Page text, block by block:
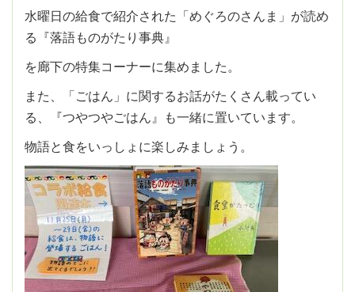
水曜日の給食で紹介された「めぐろのさんま」が読め
る『落語ものがたり事典』
を廊下の特集コーナーに集めました。
また、「ごはん」に関するお話がたくさん載ってい
る、『つやつやごはん』も一緒に置いています。
物語と食をいっしょに楽しみましょう。